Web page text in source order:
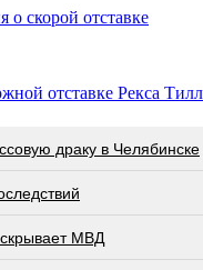
о скорой отставке
отставке Рекса
драку в Челябинске
МВД